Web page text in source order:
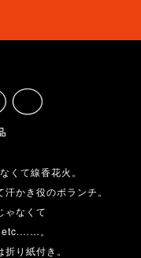
くて線香花火。
かき役のボランチ。
ゃなくて
etc.……。
り紙付き。